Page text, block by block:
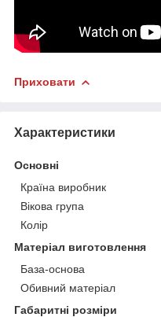
Приховати
Характеристики
Основні
Країна виробник
Вікова група
Колір
Матеріал виготовлення
База-основа
Обивний матеріал
Габаритні розміри